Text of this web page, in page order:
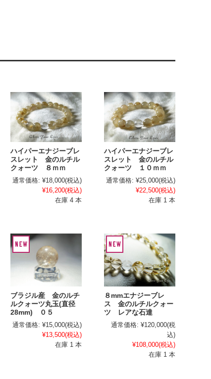
ハイパーエナジーブレ
スレット 金のルチル
クォーツ ８ｍｍ
通常価格: ¥18,000(税込)
¥16,200(税込)
在庫 4 本
ハイパーエナジーブレ
スレット 金のルチル
クォーツ １０ｍｍ
通常価格: ¥25,000(税込)
¥22,500(税込)
在庫 1 本
ブラジル産 金のルチ
ルクォーツ丸玉(直径
28mm) ０５
通常価格: ¥15,000(税込)
¥13,500(税込)
在庫 1 本
８mmエナジーブレ
ス 金のルチルクォー
ツ レアな石達
通常価格: ¥120,000(税
込)
¥108,000(税込)
在庫 1 本